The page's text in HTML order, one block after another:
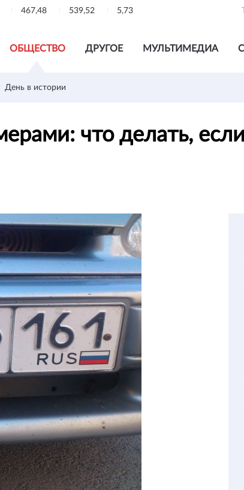
467,48 539,52 5,73
ОБЩЕСТВО ДРУГОЕ МУЛЬТИМЕДИА
День в истории
что делать,